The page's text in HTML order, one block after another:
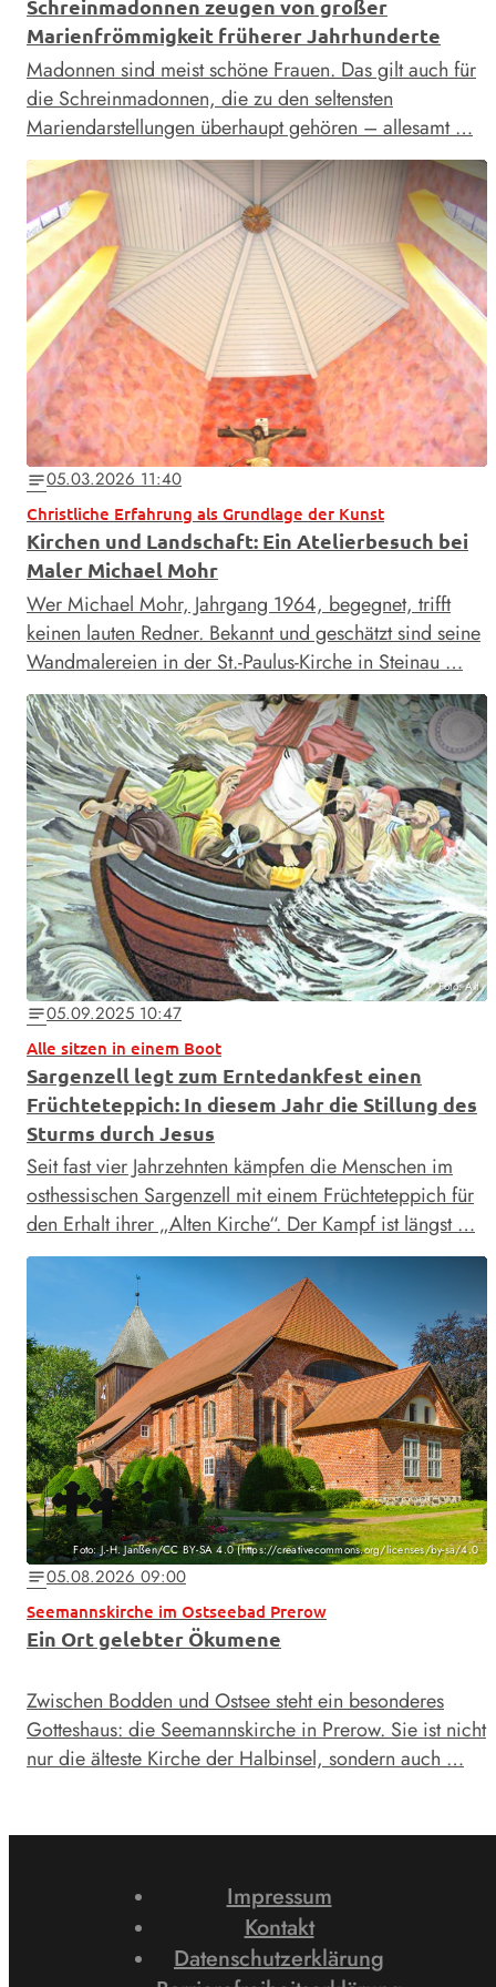
Schreinmadonnen zeugen von großer
Marienfrömmigkeit früherer Jahrhunderte
Madonnen sind meist schöne Frauen. Das gilt auch für
die Schreinmadonnen, die zu den seltensten
Mariendarstellungen überhaupt gehören – allesamt …
notes05.03.2026 11:40
Christliche Erfahrung als Grundlage der Kunst
Kirchen und Landschaft: Ein Atelierbesuch bei
Maler Michael Mohr
Wer Michael Mohr, Jahrgang 1964, begegnet, trifft
keinen lauten Redner. Bekannt und geschätzt sind seine
Wandmalereien in der St.-Paulus-Kirche in Steinau …
Foto: Alt
notes05.09.2025 10:47
Alle sitzen in einem Boot
Sargenzell legt zum Erntedankfest einen
Früchteteppich: In diesem Jahr die Stillung des
Sturms durch Jesus
Seit fast vier Jahrzehnten kämpfen die Menschen im
osthessischen Sargenzell mit einem Früchteteppich für
den Erhalt ihrer „Alten Kirche“. Der Kampf ist längst …
Foto: J.-H. Janßen/CC BY-SA 4.0 (https://creativecommons.org/licenses/by-sa/4.0
notes05.08.2026 09:00
Seemannskirche im Ostseebad Prerow
Ein Ort gelebter Ökumene
Zwischen Bodden und Ostsee steht ein besonderes
Gotteshaus: die Seemannskirche in Prerow. Sie ist nicht
nur die älteste Kirche der Halbinsel, sondern auch …
Impressum
Kontakt
Datenschutzerklärung